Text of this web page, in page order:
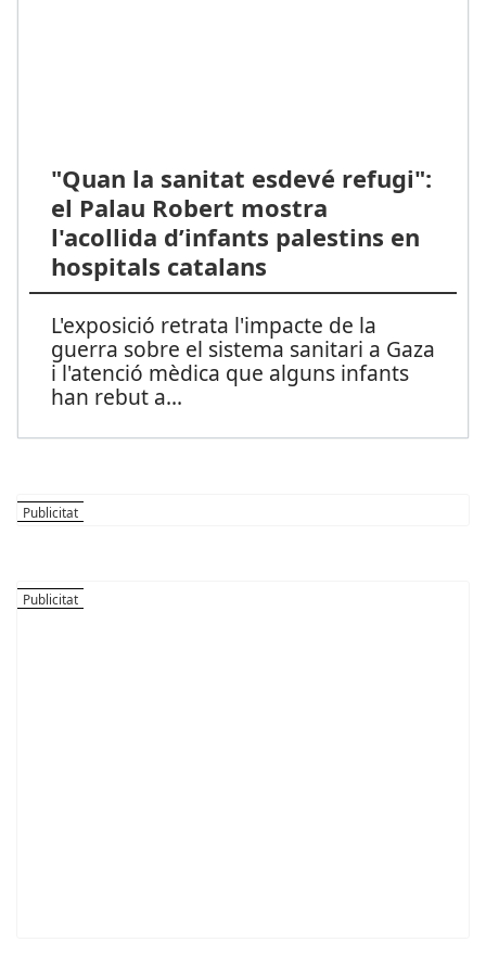
"Quan la sanitat esdevé refugi":
el Palau Robert mostra
l'acollida d’infants palestins en
hospitals catalans
L'exposició retrata l'impacte de la
guerra sobre el sistema sanitari a Gaza
i l'atenció mèdica que alguns infants
han rebut a...